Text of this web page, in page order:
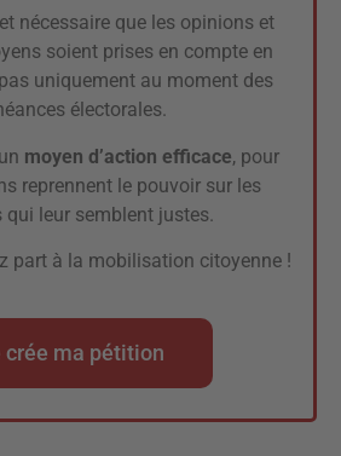
nécessaire que les opinions et
soient prises en compte en
uniquement au moment des
électorales.
moyen d’action efficace, pour
reprennent le pouvoir sur les
qui leur semblent justes.
part à la mobilisation citoyenne !
crée ma pétition